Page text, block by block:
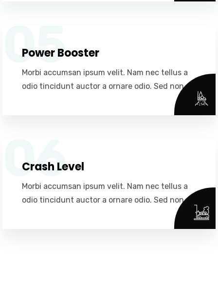
05
Power Booster
Morbi accumsan ipsum velit. Nam nec tellus a
odio tincidunt auctor a ornare odio. Sed non.
06
Crash Level
Morbi accumsan ipsum velit. Nam nec tellus a
odio tincidunt auctor a ornare odio. Sed non.